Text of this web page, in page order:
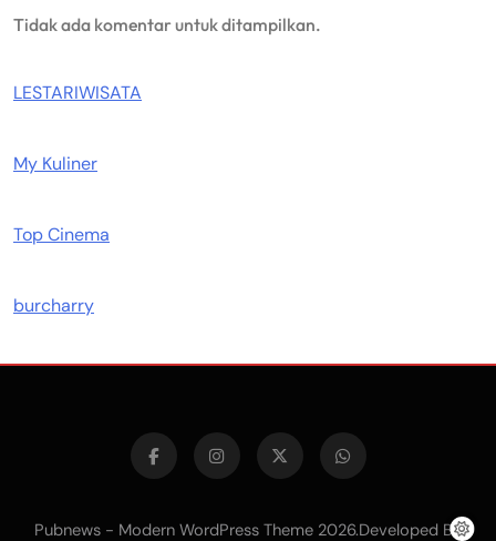
Tidak ada komentar untuk ditampilkan.
LESTARIWISATA
My Kuliner
Top Cinema
burcharry
Pubnews - Modern WordPress Theme 2026.Developed By